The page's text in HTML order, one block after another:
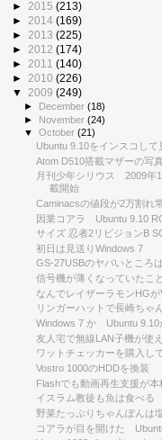
► 2015 (213)
► 2014 (169)
► 2013 (225)
► 2012 (174)
► 2011 (140)
► 2010 (226)
▼ 2009 (249)
► December(18)
► November(24)
▼October(21)
Ubuntu 9.10をインスコして
Atom D510搭載マザーの写
月刊少年シリウス 2009
載開始
Caminacsの値段が2万割れ
因業コアラ Ubuntu 9.10
サイズ 忍者2リビジョンB
初日は見送りWindows 7
GS-27USBのヤバいところ
信号機が薄くなっていたこ
なんでレイザーラモンHG
リンガーハットで長崎ちゃ
Windows 7 か Ubuntu 9.10
友人宅で無線LAN子機が使
ワットチェッカーを購入し
Vostro 1000のHDDを換装
Flashでも動画再生支援が
イスラム教徒も魚は食べる
野菜たっぷりちゃんぽんは
コアラが目を開けた